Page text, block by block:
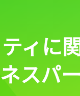
ィに
スパ